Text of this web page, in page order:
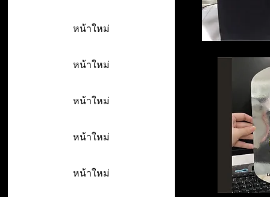
หน้าใหม่
หน้าใหม่
หน้าใหม่
หน้าใหม่
หน้าใหม่